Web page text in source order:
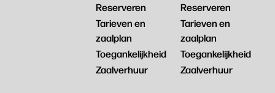
Reserveren
Tarieven en
zaalplan
Toegankelijkheid
Zaalverhuur
Reserveren
Tarieven en
zaalplan
Toegankelijkheid
Zaalverhuur